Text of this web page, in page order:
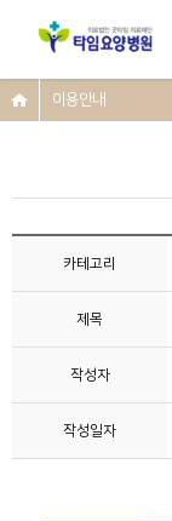
이용안내
카테고리
제목
작성자
작성일자